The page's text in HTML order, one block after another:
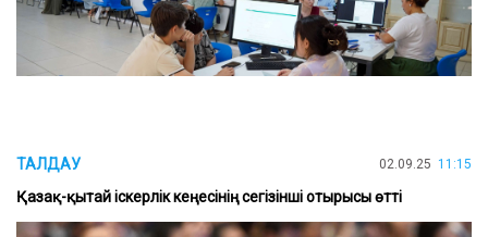
ТАЛДАУ 02.09.25 11:15
Қазақ-қытай іскерлік кеңесінің сегізінші отырысы өтті